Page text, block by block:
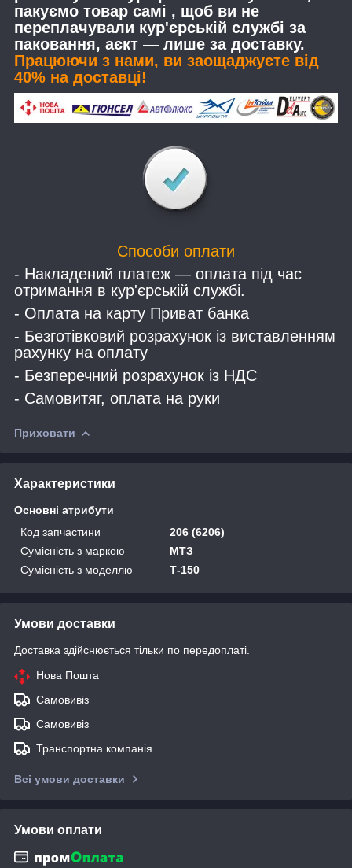
пакуємо товар самі , щоб ви не
переплачували кур'єрській службі за
паковання, аєкт — лише за доставку.
Працюючи з нами, ви заощаджуєте від
40% на доставці!
Способи оплати
- Накладений платеж — оплата під час
отримання в кур'єрській службі.
- Оплата на карту Приват банка
- Безготівковий розрахунок із виставленням
рахунку на оплату
- Безперечний розрахунок із НДС
- Самовитяг, оплата на руки
Приховати
Характеристики
Основні атрибути
Код запчастини
206 (6206)
Сумісність з маркою
МТЗ
Сумісність з моделлю
Т-150
Умови доставки
Доставка здійснюється тільки по передоплаті.
Нова Пошта
Самовивіз
Самовивіз
Транспортна компанія
Всі умови доставки
Умови оплати